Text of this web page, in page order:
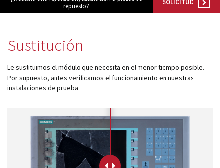
módulos antiguos a un alto nivel técnico o sustitución
repuesto?
SOLICITUD
Sustitución
Le sustituimos el módulo que necesita en el menor tiempo posible.
Por supuesto, antes verificamos el funcionamiento en nuestras
instalaciones de prueba